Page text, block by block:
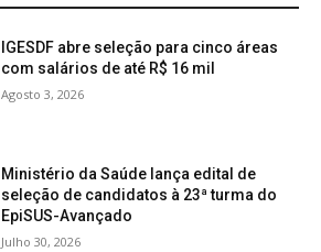
IGESDF abre seleção para cinco áreas
com salários de até R$ 16 mil
Agosto 3, 2026
Ministério da Saúde lança edital de
seleção de candidatos à 23ª turma do
EpiSUS-Avançado
Julho 30, 2026